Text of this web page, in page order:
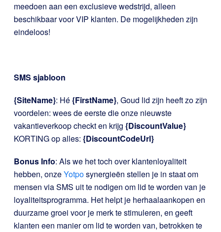
meedoen aan een exclusieve wedstrijd, alleen
beschikbaar voor VIP klanten. De mogelijkheden zijn
eindeloos!
SMS sjabloon
{SiteName}: Hé{FirstName}, Goud lid zijn heeft zo zijn
voordelen: wees de eerste die onze nieuwste
vakantieverkoop checkt en krijg {DiscountValue}
KORTING op alles: {DiscountCodeUrl}
Bonus Info: Als we het toch over klantenloyaliteit
hebben, onzeYotposynergieën stellen je in staat om
mensen via SMS uit te nodigen om lid te worden van je
loyaliteitsprogramma. Het helpt je herhaalaankopen en
duurzame groei voor je merk te stimuleren, en geeft
klanten een manier om lid te worden van, betrokken te